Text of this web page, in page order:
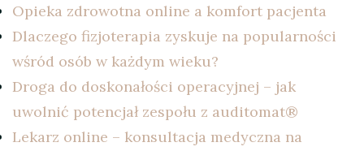
Opieka zdrowotna online a komfort pacjenta
Dlaczego fizjoterapia zyskuje na popularności
wśród osób w każdym wieku?
Droga do doskonałości operacyjnej – jak
uwolnić potencjał zespołu z auditomat®
Lekarz online – konsultacja medyczna na